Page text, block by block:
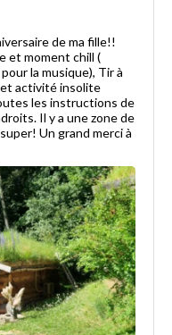
de ma fille!!
et moment chill (
la musique), Tir à
activité insolite
les instructions de
Il y a une zone de
Un grand merci à